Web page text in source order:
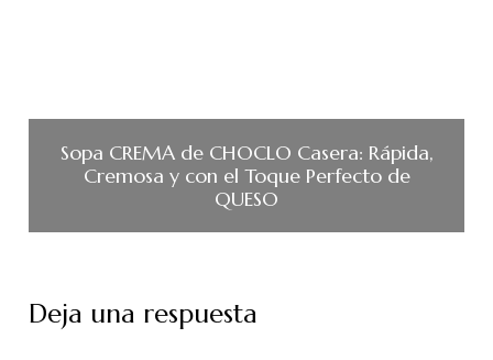
Sopa CREMA de CHOCLO Casera: Rápida,
Cremosa y con el Toque Perfecto de
QUESO
Deja una respuesta